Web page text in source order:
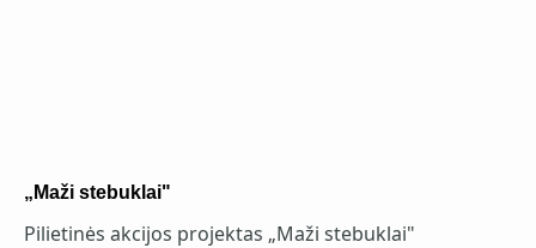
„Maži stebuklai"
Pilietinės akcijos projektas „Maži stebuklai"